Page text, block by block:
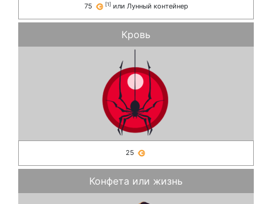
75 [1] или Лунный контейнер
Кровь
25
Конфета или жизнь